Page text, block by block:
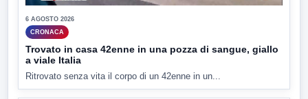
6 AGOSTO 2026
CRONACA
Trovato in casa 42enne in una pozza di sangue, giallo
a viale Italia
Ritrovato senza vita il corpo di un 42enne in un...